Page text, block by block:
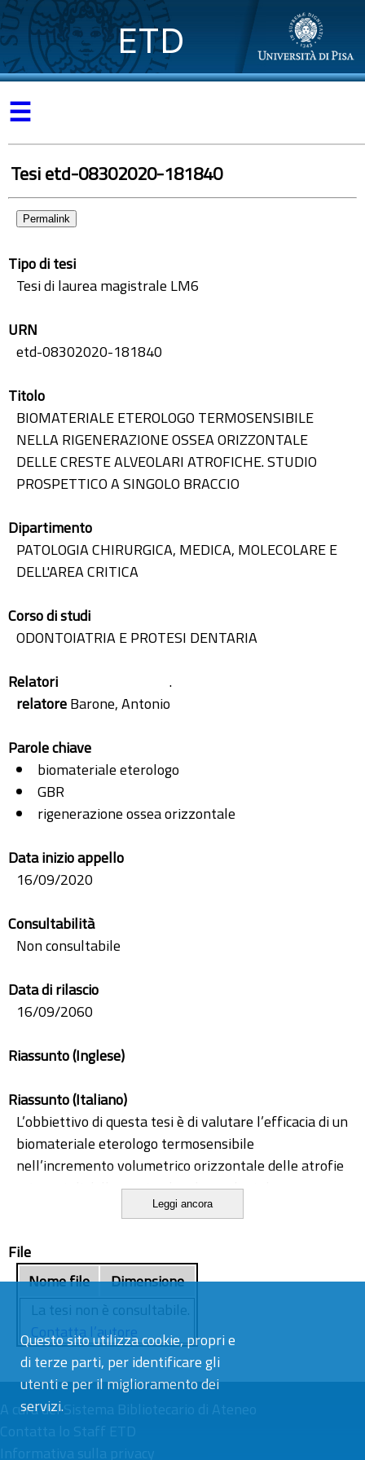
Questo sito utilizza cookie, propri e
di terze parti, per identificare gli
utenti e per il miglioramento dei
servizi.
ETD
☰
Tesi etd-08302020-181840
Permalink
Tipo di tesi
Tesi di laurea magistrale LM6
URN
etd-08302020-181840
Titolo
BIOMATERIALE ETEROLOGO TERMOSENSIBILE
NELLA RIGENERAZIONE OSSEA ORIZZONTALE
DELLE CRESTE ALVEOLARI ATROFICHE. STUDIO
PROSPETTICO A SINGOLO BRACCIO
Dipartimento
PATOLOGIA CHIRURGICA, MEDICA, MOLECOLARE E
DELL'AREA CRITICA
Corso di studi
ODONTOIATRIA E PROTESI DENTARIA
Relatori
.
relatoreBarone, Antonio
Parole chiave
biomateriale eterologo
GBR
rigenerazione ossea orizzontale
Data inizio appello
16/09/2020
Consultabilità
Non consultabile
Data di rilascio
16/09/2060
Riassunto (Inglese)
Riassunto (Italiano)
L’obbiettivo di questa tesi è di valutare l’efficacia di un
biomateriale eterologo termosensibile
nell’incremento volumetrico orizzontale delle atrofie
orizzontali della cresta alveolare edentula; vengono
presentati i risultati preliminari relativi ad 8 dei 45
Leggi ancora
File
Nome file
Dimensione
La tesi non è consultabile.
Contatta l’autore
A cura delSistema Bibliotecario di Ateneo
Contatta lo Staff ETD
Informativa sulla privacy